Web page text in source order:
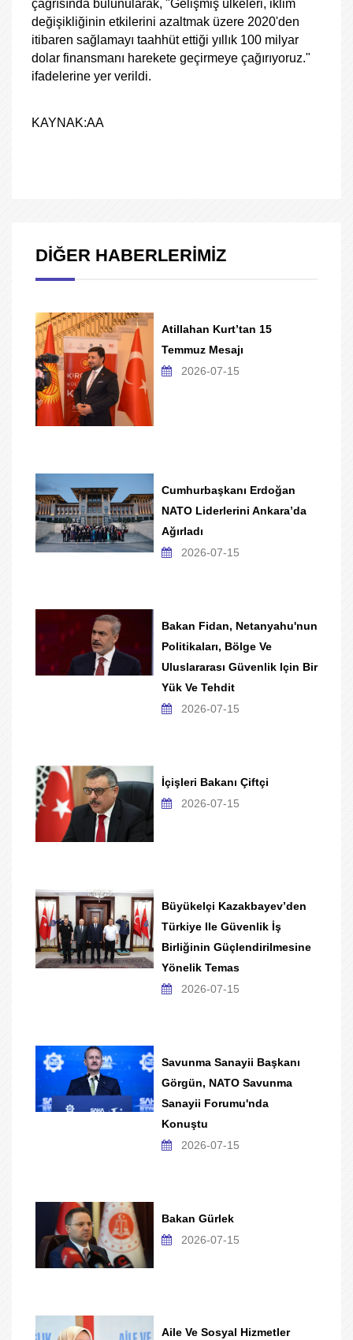
çağrısında bulunularak, "Gelişmiş ülkeleri, iklim
değişikliğinin etkilerini azaltmak üzere 2020'den
itibaren sağlamayı taahhüt ettiği yıllık 100 milyar
dolar finansmanı harekete geçirmeye çağırıyoruz."
ifadelerine yer verildi.
KAYNAK:AA
DİĞER HABERLERİMİZ
Atillahan Kurt’tan 15
Temmuz Mesajı
2026-07-15
Cumhurbaşkanı Erdoğan
NATO Liderlerini Ankara’da
Ağırladı
2026-07-15
Bakan Fidan, Netanyahu'nun
Politikaları, Bölge Ve
Uluslararası Güvenlik Için Bir
Yük Ve Tehdit
2026-07-15
İçişleri Bakanı Çiftçi
2026-07-15
Büyükelçi Kazakbayev’den
Türkiye Ile Güvenlik İş
Birliğinin Güçlendirilmesine
Yönelik Temas
2026-07-15
Savunma Sanayii Başkanı
Görgün, NATO Savunma
Sanayii Forumu'nda
Konuştu
2026-07-15
Bakan Gürlek
2026-07-15
Aile Ve Sosyal Hizmetler